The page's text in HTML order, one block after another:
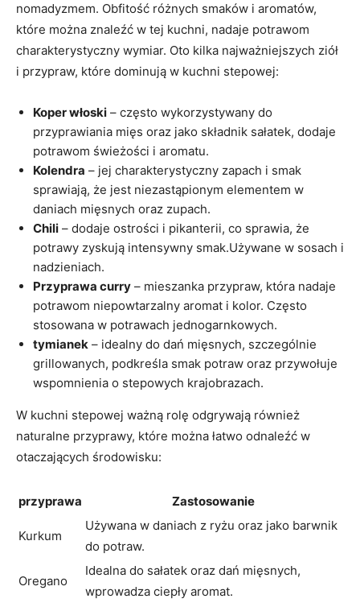
nomadyzmem. Obfitość różnych smaków i aromatów,
które ⁢można znaleźć⁢ w⁣ tej kuchni, nadaje potrawom
charakterystyczny⁤ wymiar. Oto⁣ kilka najważniejszych ziół⁢
i przypraw, które​ dominują w ‍kuchni stepowej:
Koper włoski – często wykorzystywany do
przyprawiania mięs oraz jako składnik sałatek, dodaje
potrawom świeżości i ‍aromatu.
Kolendra – jej charakterystyczny zapach i smak
sprawiają, że jest niezastąpionym elementem w
daniach mięsnych‍ oraz zupach.
Chili – dodaje ostrości i pikanterii, co sprawia, że
potrawy zyskują intensywny smak.Używane w sosach i
nadzieniach.
Przyprawa curry – mieszanka przypraw, która nadaje
potrawom niepowtarzalny aromat i kolor. Często
stosowana w ‍potrawach jednogarnkowych.
tymianek – idealny do dań mięsnych, szczególnie
grillowanych, podkreśla ⁢smak potraw oraz przywołuje
wspomnienia o stepowych krajobrazach.
W kuchni ​stepowej⁢ ważną rolę ⁤odgrywają również
naturalne przyprawy, które można⁣ łatwo odnaleźć w
otaczających środowisku:
przyprawa Zastosowanie
Kurkum
Używana ‌w daniach z ryżu ‍oraz jako barwnik
do potraw.
Oregano
Idealna do sałatek oraz dań mięsnych,
wprowadza ⁢ciepły aromat.